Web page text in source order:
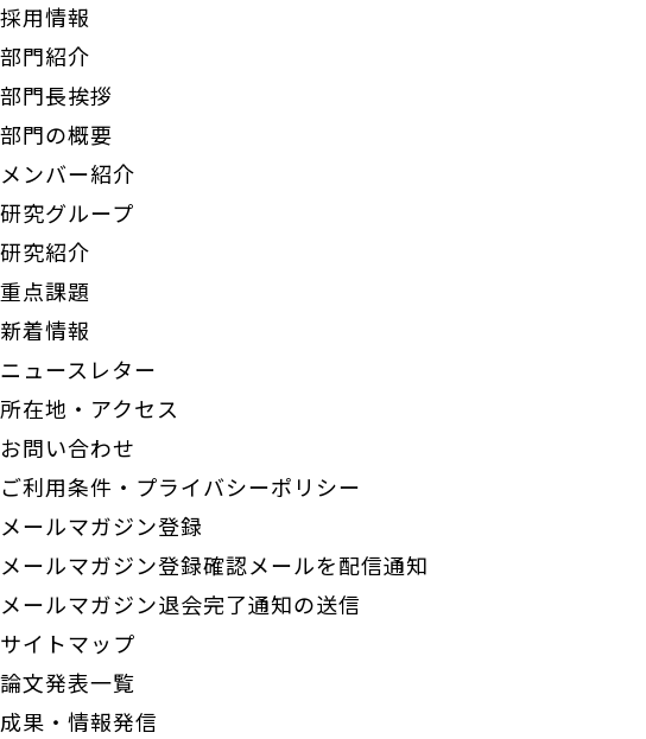
採用情報
部門紹介
部門長挨拶
部門の概要
メンバー紹介
研究グループ
研究紹介
重点課題
新着情報
ニュースレター
所在地・アクセス
お問い合わせ
ご利用条件・プライバシーポリシー
メールマガジン登録
メールマガジン登録確認メールを配信通知
メールマガジン退会完了通知の送信
サイトマップ
論文発表一覧
成果・情報発信